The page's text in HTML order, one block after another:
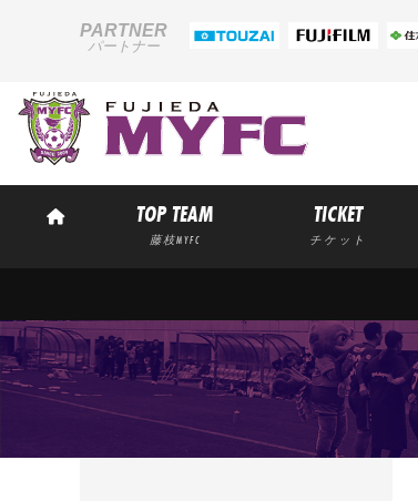
PARTNER
パートナー
TOP TEAM
藤枝MYFC
TICKET
チケット